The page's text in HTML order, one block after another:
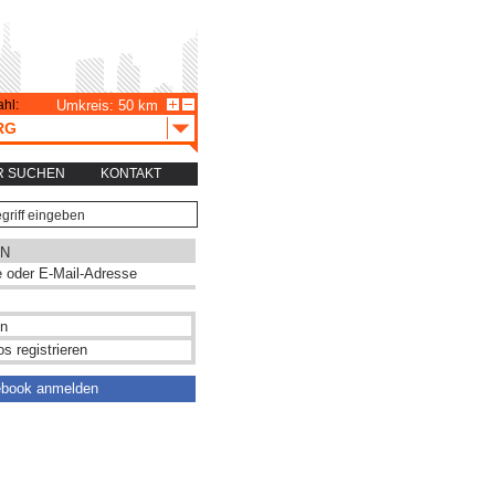
SUCHEN KONTAKT
Umkreis: 50 km
registrieren
anmelden